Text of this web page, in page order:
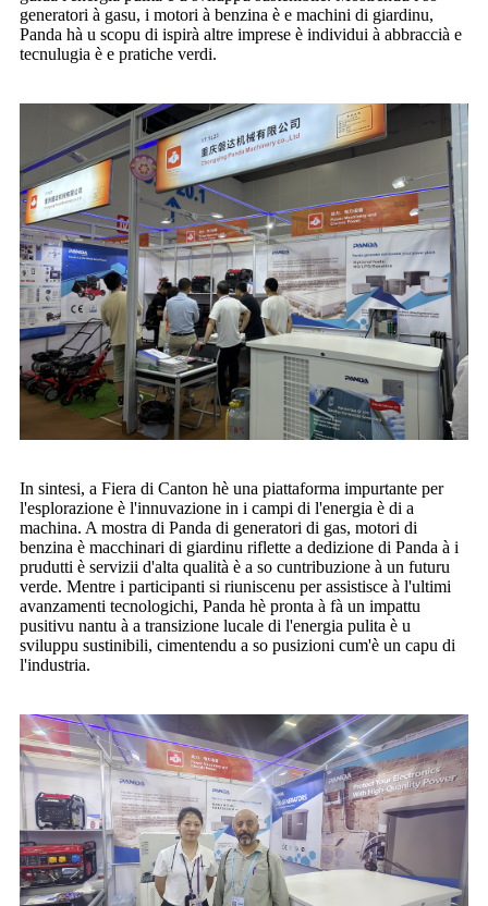
generatori à gasu, i motori à benzina è e machini di giardinu,
Panda hà u scopu di ispirà altre imprese è individui à abbraccià e
tecnulugia è e pratiche verdi.
In sintesi, a Fiera di Canton hè una piattaforma impurtante per
l'esplorazione è l'innuvazione in i campi di l'energia è di a
machina. A mostra di Panda di generatori di gas, motori di
benzina è macchinari di giardinu riflette a dedizione di Panda à i
prudutti è servizii d'alta qualità è a so cuntribuzione à un futuru
verde. Mentre i participanti si riuniscenu per assistisce à l'ultimi
avanzamenti tecnologichi, Panda hè pronta à fà un impattu
pusitivu nantu à a transizione lucale di l'energia pulita è u
sviluppu sustinibili, cimentendu a so pusizioni cum'è un capu di
l'industria.